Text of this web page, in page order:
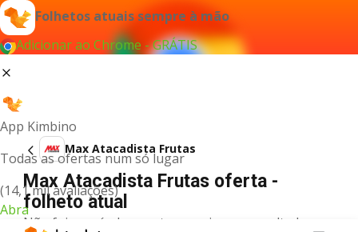
Folhetos atuais sempre à mão
Adicionar ao Chrome - GRÁTIS
App Kimbino
Todas as ofertas num só lugar
(14,1 mil avaliações)
Abra
Max Atacadista Frutas
Max Atacadista Frutas oferta -
folheto atual
Não foi possível encontrar quaisquer resultados